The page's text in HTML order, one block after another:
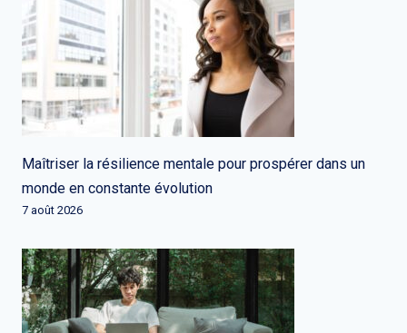
Maîtriser la résilience mentale pour prospérer dans un
monde en constante évolution
7 août 2026